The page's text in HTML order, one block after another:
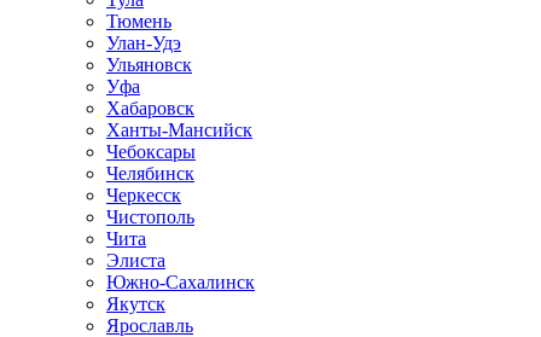
Тюмень
Улан-Удэ
Ульяновск
Уфа
Хабаровск
Ханты-Мансийск
Чебоксары
Челябинск
Черкесск
Чистополь
Чита
Элиста
Южно-Сахалинск
Якутск
Ярославль